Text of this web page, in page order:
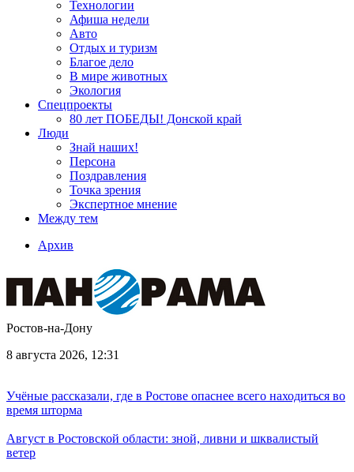
Технологии
Афиша недели
Авто
Отдых и туризм
Благое дело
В мире животных
Экология
Спецпроекты
80 лет ПОБЕДЫ! Донской край
Люди
Знай наших!
Персона
Поздравления
Точка зрения
Экспертное мнение
Между тем
Архив
Ростов-на-Дону
8 августа 2026, 12:31
Учёные рассказали, где в Ростове опаснее всего находиться во
время шторма
Август в Ростовской области: зной, ливни и шквалистый
ветер